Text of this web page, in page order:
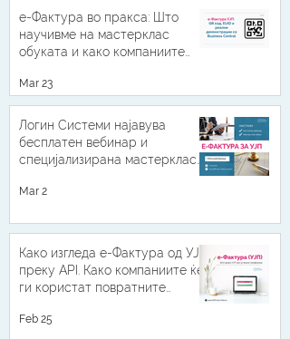
е-Фактура во пракса: Што
научивме на мастерклас
обуката и како компаниите
Mar 23
Логин Системи најавува
бесплатен вебинар и
специјализирана мастерклас
Mar 2
Како изгледа е-Фактура од УЈП
преку API. Како компаниите ќе
ги користат повратните
Feb 25